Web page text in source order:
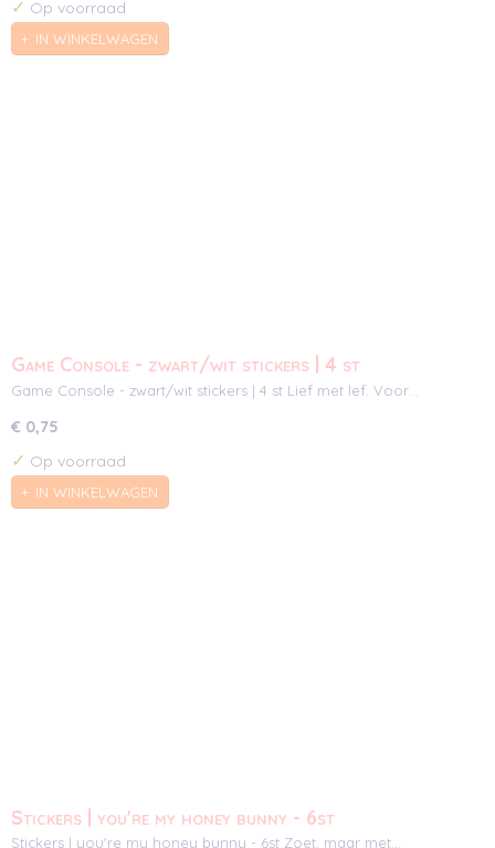
✓ Op voorraad
IN WINKELWAGEN
Game Console - zwart/wit stickers | 4 st
Game Console - zwart/wit stickers | 4 st Lief met lef. Voor…
€ 0,75
✓ Op voorraad
IN WINKELWAGEN
Stickers | you're my honey bunny - 6st
Stickers | you're my honey bunny - 6st Zoet, maar met…